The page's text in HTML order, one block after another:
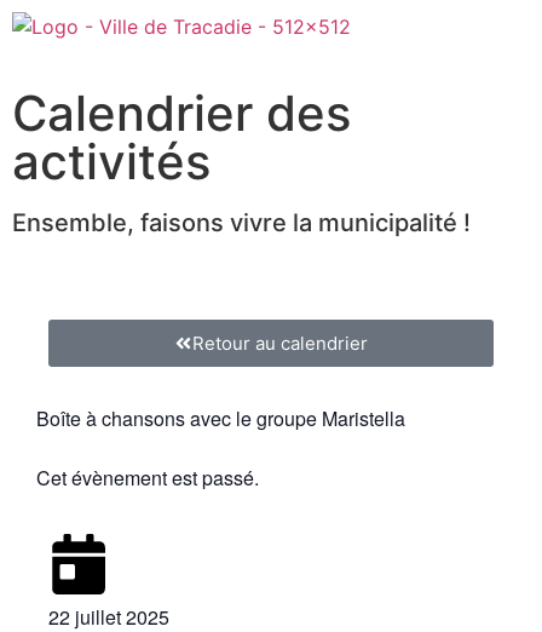
Calendrier des
activités
Ensemble, faisons vivre la municipalité !
Retour au calendrier
Boîte à chansons avec le groupe Maristella
Cet évènement est passé.
22 juillet 2025